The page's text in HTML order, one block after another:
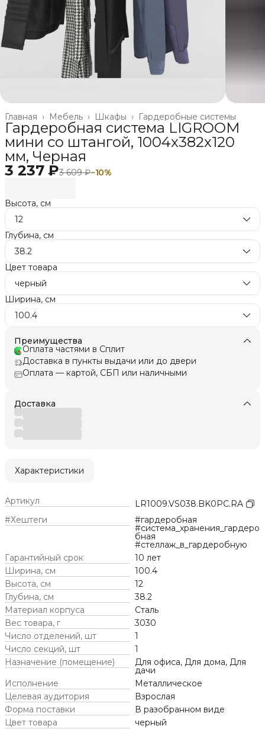
Гардеробные системы
Шкафы ›
Мебель ›
Главная ›
Гардеробная система LIGROOM
мини со штангой, 1004х382х120
мм, Черная
3 237 ₽3 609 ₽−10%
Высота, см
12
Глубина, см
38.2
Цвет товара
черный
Ширина, см
100.4
Преимущества
Оплата частями в Сплит
Доставка в пункты выдачи или до двери
Оплата — картой, СБП или наличными
Доставка
Характеристики
Артикул
LR1009.VS038.BK0PC.RA
#Хештеги
#гардеробная
#система_хранения_гардеро
бная
#стеллаж_в_гардеробную
Гарантийный срок
10 лет
Ширина, см
100.4
Высота, см
12
Глубина, см
38.2
Материал корпуса
Сталь
Вес товара, г
3030
Число отделений, шт
1
Число секций, шт
1
Назначение (помещение)
Для офиса, Для дома, Для
дачи
Исполнение
Металлическое
Целевая аудитория
Взрослая
Форма поставки
В разобранном виде
Цвет товара
черный